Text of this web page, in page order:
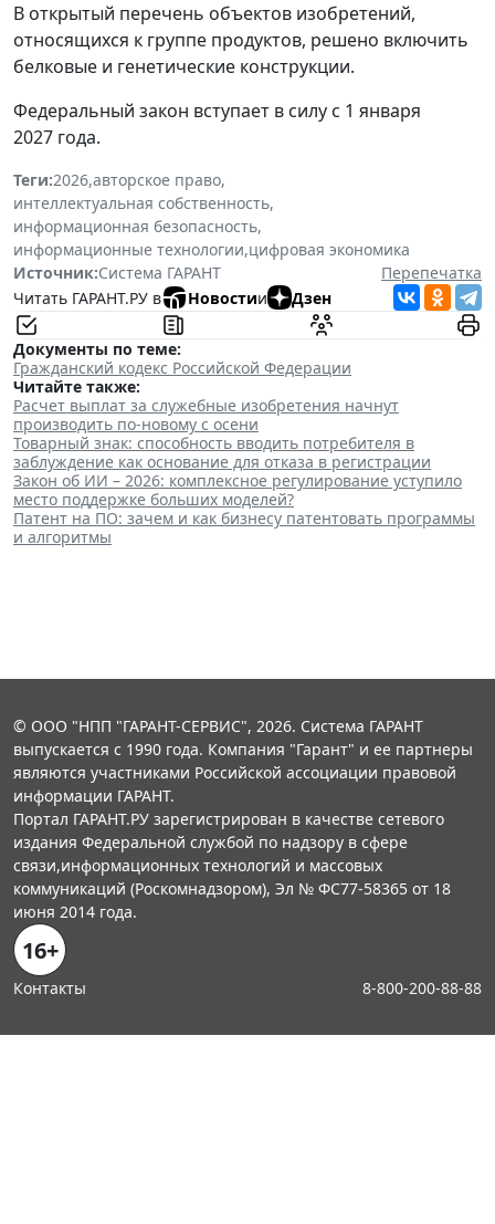
В открытый перечень объектов изобретений,
относящихся к группе продуктов, решено включить
белковые и генетические конструкции.
Федеральный закон вступает в силу с 1 января
2027 года.
Теги:2026,авторское право,
интеллектуальная собственность,
информационная безопасность,
информационные технологии,цифровая экономика
Источник:Система ГАРАНТ
Перепечатка
Читать ГАРАНТ.РУ в
Новостии Дзен
Документы по теме:
Гражданский кодекс Российской Федерации
Читайте также:
Расчет выплат за служебные изобретения начнут
производить по-новому с осени
Товарный знак: способность вводить потребителя в
заблуждение как основание для отказа в регистрации
Закон об ИИ – 2026: комплексное регулирование уступило
место поддержке больших моделей?
Патент на ПО: зачем и как бизнесу патентовать программы
и алгоритмы
© ООО "НПП "ГАРАНТ-СЕРВИС", 2026. Система ГАРАНТ
выпускается с 1990 года. Компания "Гарант" и ее партнеры
являются участниками Российской ассоциации правовой
информации ГАРАНТ.
Портал ГАРАНТ.РУ зарегистрирован в качестве сетевого
издания Федеральной службой по надзору в сфере
связи,информационных технологий и массовых
коммуникаций (Роскомнадзором), Эл № ФС77-58365 от 18
июня 2014 года.
16+
Контакты 8-800-200-88-88